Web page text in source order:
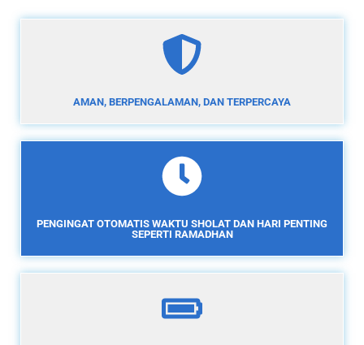
AMAN, BERPENGALAMAN, DAN TERPERCAYA
PENGINGAT OTOMATIS WAKTU SHOLAT DAN HARI PENTING
SEPERTI RAMADHAN